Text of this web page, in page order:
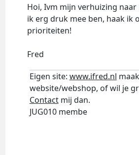
Hoi, Ivm mijn verhuizing naar
ik erg druk mee ben, haak ik
prioriteiten!
Fred
Eigen site: www.ifred.nl
website/webshop, of wil je
Contactmij dan.
JUG010 membe